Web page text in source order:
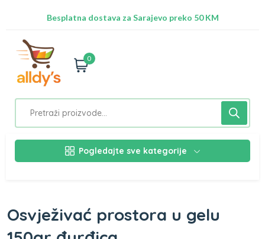
Besplatna dostava za Sarajevo preko 50 KM
0
Pogledajte sve kategorije
Osvježivać prostora u gelu